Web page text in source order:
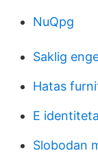
NuQpg
Saklig
Hatas
E identiteta
Slobodan